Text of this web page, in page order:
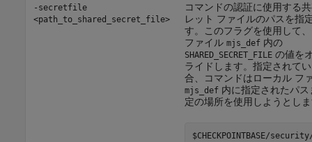
-secretfile
<path_to_shared_secret_file>
コマンドの認証に使用する
レット ファイルのパスを指
す。このフラグを使用して
ファイル mjs_def内の
SHARED_SECRET_FILEの値を
ライドします。指定されて
合、コマンドはローカル フ
mjs_def内に指定されたパス
定の場所を使用しようとし
$CHECKPOINTBASE/